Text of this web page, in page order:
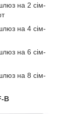
на 2 сім-
на 4 сім-
на 6 сім-
на 8 сім-
B